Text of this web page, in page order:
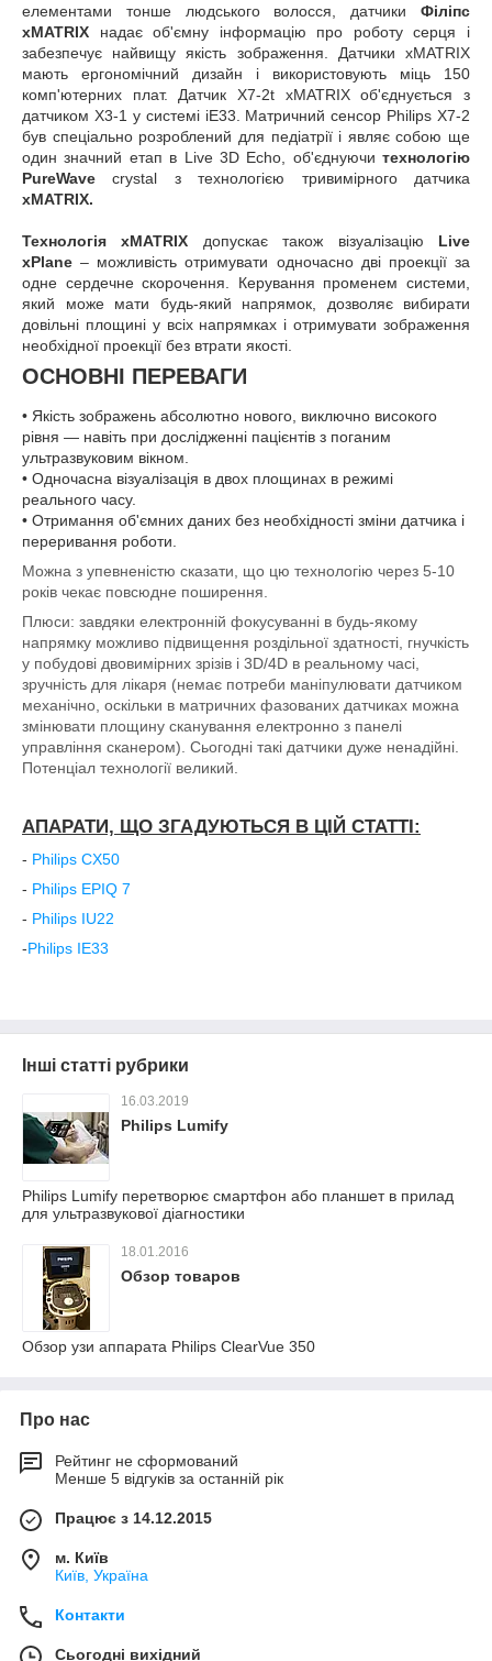
елементами тонше людського волосся, датчики Філіпс
xMATRIX надає об'ємну інформацію про роботу серця і
забезпечує найвищу якість зображення. Датчики xMATRIX
мають ергономічний дизайн і використовують міць 150
комп'ютерних плат. Датчик X7-2t xMATRIX об'єднується з
датчиком X3-1 у системі iE33. Матричний сенсор Philips X7-2
був спеціально розроблений для педіатрії і являє собою ще
один значний етап в Live 3D Echo, об'єднуючи технологію
PureWave crystal з технологією тривимірного датчика
xMATRIX.
Технологія xMATRIX допускає також візуалізацію Live
xPlane – можливість отримувати одночасно дві проекції за
одне сердечне скорочення. Керування променем системи,
який може мати будь-який напрямок, дозволяє вибирати
довільні площині у всіх напрямках і отримувати зображення
необхідної проекції без втрати якості.
ОСНОВНІ ПЕРЕВАГИ
• Якість зображень абсолютно нового, виключно високого
рівня — навіть при дослідженні пацієнтів з поганим
ультразвуковим вікном.
• Одночасна візуалізація в двох площинах в режимі
реального часу.
• Отримання об'ємних даних без необхідності зміни датчика і
переривання роботи.
Можна з упевненістю сказати, що цю технологію через 5-10
років чекає повсюдне поширення.
Плюси: завдяки електронній фокусуванні в будь-якому
напрямку можливо підвищення роздільної здатності, гнучкість
у побудові двовимірних зрізів і 3D/4D в реальному часі,
зручність для лікаря (немає потреби маніпулювати датчиком
механічно, оскільки в матричних фазованих датчиках можна
змінювати площину сканування електронно з панелі
управління сканером). Сьогодні такі датчики дуже ненадійні.
Потенціал технології великий.
АПАРАТИ, ЩО ЗГАДУЮТЬСЯ В ЦІЙ СТАТТІ:
- Philips CX50
- Philips EPIQ 7
- Philips IU22
-Philips IE33
Інші статті рубрики
16.03.2019
Philips Lumify
Philips Lumify перетворює смартфон або планшет в прилад
для ультразвукової діагностики
18.01.2016
Обзор товаров
Обзор узи аппарата Philips ClearVue 350
Про нас
Рейтинг не сформований
Менше 5 відгуків за останній рік
Працює з 14.12.2015
м. Київ
Київ, Україна
Контакти
Сьогодні вихідний